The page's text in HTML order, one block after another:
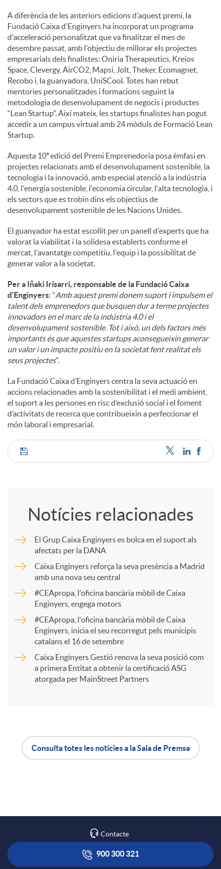
A diferència de les anteriors edicions d'aquest premi, la
Fundació Caixa d'Enginyers ha incorporat un programa
d'acceleració personalitzat que va finalitzar el mes de
desembre passat, amb l'objectiu de millorar els projectes
empresarials dels finalistes: Oniria Therapeutics, Kreios
Space, Clevergy, AirCO2, Mapsi, Jolt, Theker, Ecomagnet,
Recobo i, la guanyadora, UniSCool. Totes han rebut
mentories personalitzades i formacions seguint la
metodologia de desenvolupament de negocis i productes
“Lean Startup”. Així mateix, les startups finalistes han pogut
accedir a un campus virtual amb 24 mòduls de Formació Lean
Startup.
Aquesta 10ª edició del Premi Emprenedoria posa èmfasi en
projectes relacionats amb el desenvolupament sostenible, la
tecnologia i la innovació, amb especial atenció a la indústria
4.0, l'energia sostenible, l'economia circular, l'alta tecnologia, i
els sectors que es trobin dins els objectius de
desenvolupament sostenible de les Nacions Unides.
El guanyador ha estat escollit per un panell d'experts que ha
valorat la viabilitat i la solidesa establerts conforme el
mercat, l'avantatge competitiu, l'equip i la possibilitat de
generar valor a la societat.
Per a Iñaki Irisarri, responsable de la Fundació Caixa
d'Enginyers: “Amb aquest premi donem suport i impulsem el
talent dels emprenedors que busquen dur a terme projectes
innovadors en el marc de la indústria 4.0 i el
desenvolupament sostenible. Tot i això, un dels factors més
importants és que aquestes startups aconsegueixin generar
un valor i un impacte positiu en la societat fent realitat els
seus projectes”.
La Fundació Caixa d’Enginyers centra la seva actuació en
accions relacionades amb la sostenibilitat i el medi ambient,
el suport a les persones en risc d’exclusió social i el foment
d’activitats de recerca que contribueixin a perfeccionar el
món laboral i empresarial.
C
m
p
a
r
t
a
r
Notícies relacionades
El Grup Caixa Enginyers es bolca en el suport als
afectats per la DANA
Caixa Enginyers reforça la seva presència a Madrid
amb una nova seu central
#CEApropa, l'oficina bancària mòbil de Caixa
Enginyers, engega motors
#CEApropa, l'oficina bancària mòbil de Caixa
Enginyers, inicia el seu recorregut pels municipis
catalans el 16 de setembre
Caixa Enginyers Gestió renova la seva posició com
a primera Entitat a obtenir la certificació ASG
atorgada per MainStreet Partners
i
ó
Consulta totes les notícies a la Sala de Premsa
Contacte
900 300 321